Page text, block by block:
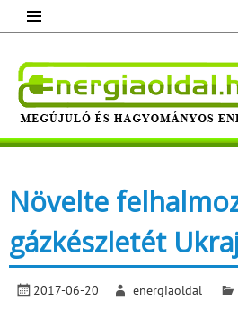
content
Megújuló és
Növelte
gázkészletét
2017-06-20 energiaoldal